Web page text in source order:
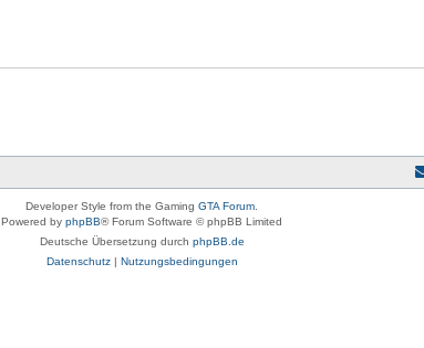
Developer Style from the Gaming GTA Forum
Powered by phpBB® Forum Software © phpBB Limited
Deutsche Übersetzung durch phpBB.de
Datenschutz| Nutzungsbedingungen